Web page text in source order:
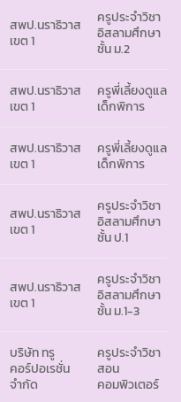
สพป.นราธิวาส
เขต 1
ครูประจำวิชา
อิสลามศึกษา
ชั้น ม.2
สพป.นราธิวาส
เขต 1
ครูพี่เลี้ยงดูแล
เด็กพิการ
สพป.นราธิวาส
เขต 1
ครูพี่เลี้ยงดูแล
เด็กพิการ
สพป.นราธิวาส
เขต 1
ครูประจำวิชา
อิสลามศึกษา
ชั้น ป.1
สพป.นราธิวาส
เขต 1
ครูประจำวิชา
อิสลามศึกษา
ชั้น ม.1-3
บริษัท ทรู
คอร์ปอเรชั่น
จำกัด
ครูประจำวิชา
สอน
คอมพิวเตอร์